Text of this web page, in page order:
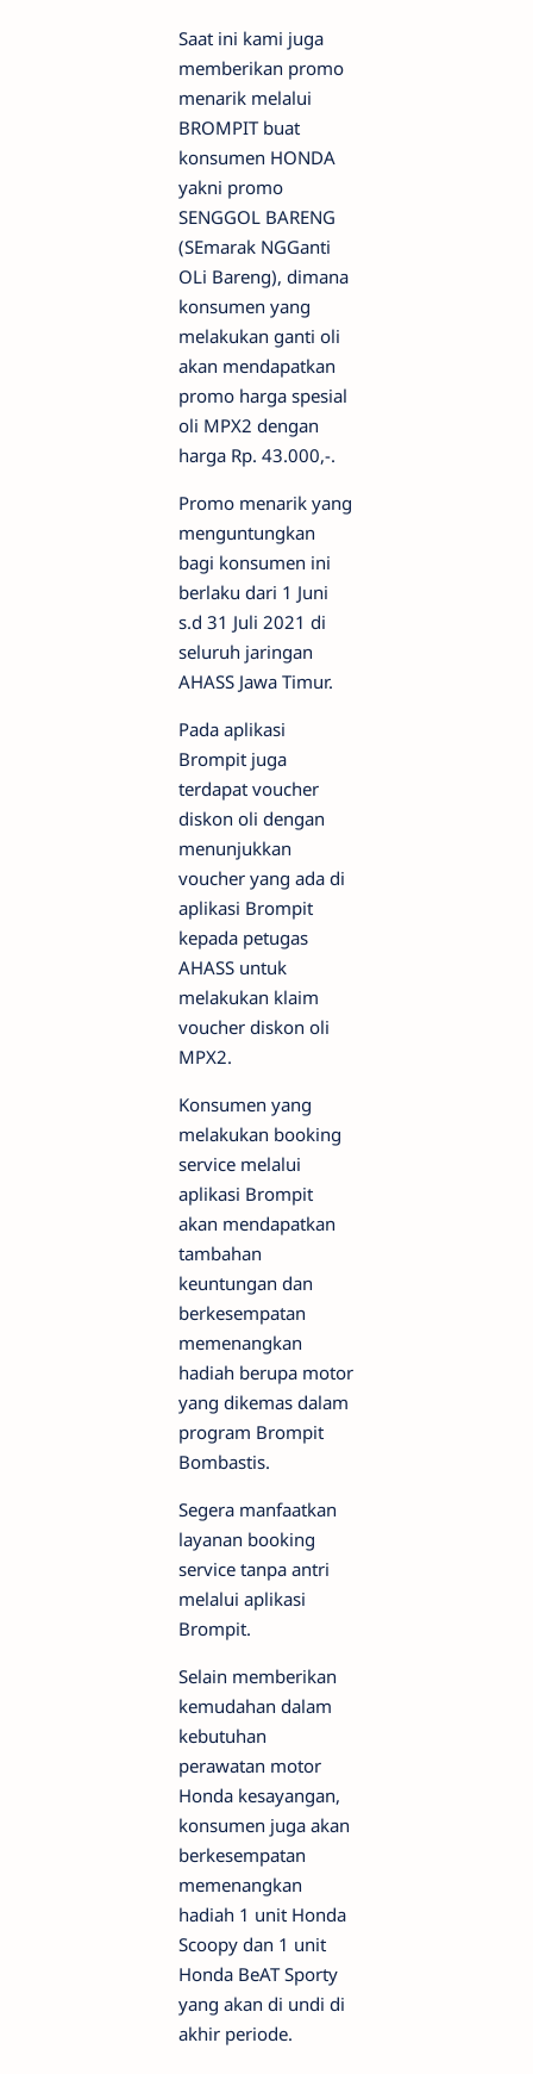
Saat ini kami juga
memberikan promo
menarik melalui
BROMPIT buat
konsumen HONDA
yakni promo
SENGGOL BARENG
(SEmarak NGGanti
OLi Bareng), dimana
konsumen yang
melakukan ganti oli
akan mendapatkan
promo harga spesial
oli MPX2 dengan
harga Rp. 43.000,-.
Promo menarik yang
menguntungkan
bagi konsumen ini
berlaku dari 1 Juni
s.d 31 Juli 2021 di
seluruh jaringan
AHASS Jawa Timur.
Pada aplikasi
Brompit juga
terdapat voucher
diskon oli dengan
menunjukkan
voucher yang ada di
aplikasi Brompit
kepada petugas
AHASS untuk
melakukan klaim
voucher diskon oli
MPX2.
Konsumen yang
melakukan booking
service melalui
aplikasi Brompit
akan mendapatkan
tambahan
keuntungan dan
berkesempatan
memenangkan
hadiah berupa motor
yang dikemas dalam
program Brompit
Bombastis.
Segera manfaatkan
layanan booking
service tanpa antri
melalui aplikasi
Brompit.
Selain memberikan
kemudahan dalam
kebutuhan
perawatan motor
Honda kesayangan,
konsumen juga akan
berkesempatan
memenangkan
hadiah 1 unit Honda
Scoopy dan 1 unit
Honda BeAT Sporty
yang akan di undi di
akhir periode.